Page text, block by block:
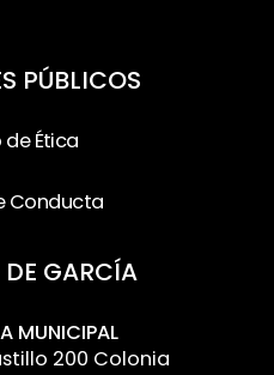
PÚBLICOS
Ética
Conducta
GARCÍA
MUNICIPAL
200 Colonia